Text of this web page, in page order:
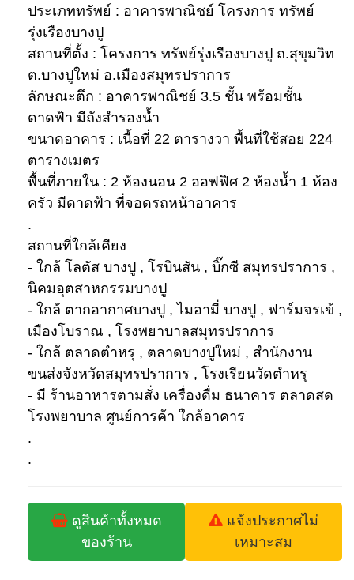
ประเภททรัพย์ : อาคารพาณิชย์ โครงการ ทรัพย์
รุ่งเรืองบางปู
สถานที่ตั้ง : โครงการ ทรัพย์รุ่งเรืองบางปู ถ.สุขุมวิท
ต.บางปูใหม่ อ.เมืองสมุทรปราการ
ลักษณะตึก : อาคารพาณิชย์ 3.5 ชั้น พร้อมชั้น
ดาดฟ้า มีถังสำรองน้ำ
ขนาดอาคาร : เนื้อที่ 22 ตารางวา พื้นที่ใช้สอย 224
ตารางเมตร
พื้นที่ภายใน : 2 ห้องนอน 2 ออฟฟิศ 2 ห้องน้ำ 1 ห้อง
ครัว มีดาดฟ้า ที่จอดรถหน้าอาคาร
.
สถานที่ใกล้เคียง
- ใกล้ โลตัส บางปู , โรบินสัน , บิ๊กซี สมุทรปราการ ,
นิคมอุตสาหกรรมบางปู
- ใกล้ ตากอากาศบางปู , ไมอามี่ บางปู , ฟาร์มจรเข้ ,
เมืองโบราณ , โรงพยาบาลสมุทรปราการ
- ใกล้ ตลาดตำหรุ , ตลาดบางปูใหม่ , สำนักงาน
ขนส่งจังหวัดสมุทรปราการ , โรงเรียนวัดตำหรุ
- มี ร้านอาหารตามสั่ง เครื่องดื่ม ธนาคาร ตลาดสด
โรงพยาบาล ศูนย์การค้า ใกล้อาคาร
.
.
ดูสินค้าทั้งหมด
ของร้าน
แจ้งประกาศไม่
เหมาะสม